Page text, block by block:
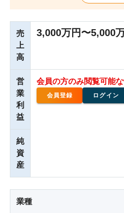
売
上
高
3,000万円〜5,000
営
業
利
益
会員の方のみ閲覧可能な
会員登録 ログイン
純
資
産
業種